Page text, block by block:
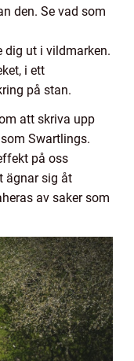
den. Se vad som
dig ut i vildmarken.
i ett
på stan.
att skriva upp
Swartlings.
på oss
ägnar sig åt
av saker som